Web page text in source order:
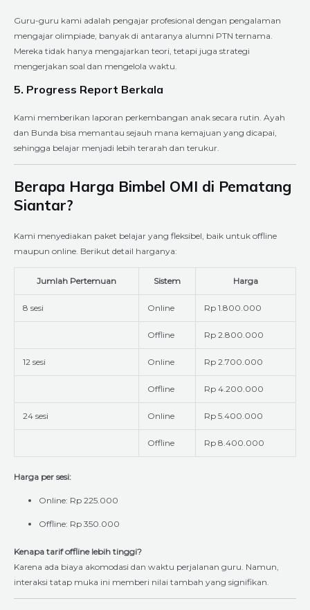
Guru-guru kami adalah pengajar profesional dengan pengalaman
mengajar olimpiade, banyak di antaranya alumni PTN ternama.
Mereka tidak hanya mengajarkan teori, tetapi juga strategi
mengerjakan soal dan mengelola waktu.
5. Progress Report Berkala
Kami memberikan laporan perkembangan anak secara rutin. Ayah
dan Bunda bisa memantau sejauh mana kemajuan yang dicapai,
sehingga belajar menjadi lebih terarah dan terukur.
Berapa Harga Bimbel OMI di Pematang
Siantar?
Kami menyediakan paket belajar yang fleksibel, baik untuk offline
maupun online. Berikut detail harganya:
Jumlah Pertemuan Sistem Harga
8 sesi Online Rp 1.800.000
Offline Rp 2.800.000
12 sesi Online Rp 2.700.000
Offline Rp 4.200.000
24 sesi Online Rp 5.400.000
Offline Rp 8.400.000
Harga per sesi:
Online: Rp 225.000
Offline: Rp 350.000
Kenapa tarif offline lebih tinggi?
Karena ada biaya akomodasi dan waktu perjalanan guru. Namun,
interaksi tatap muka ini memberi nilai tambah yang signifikan.